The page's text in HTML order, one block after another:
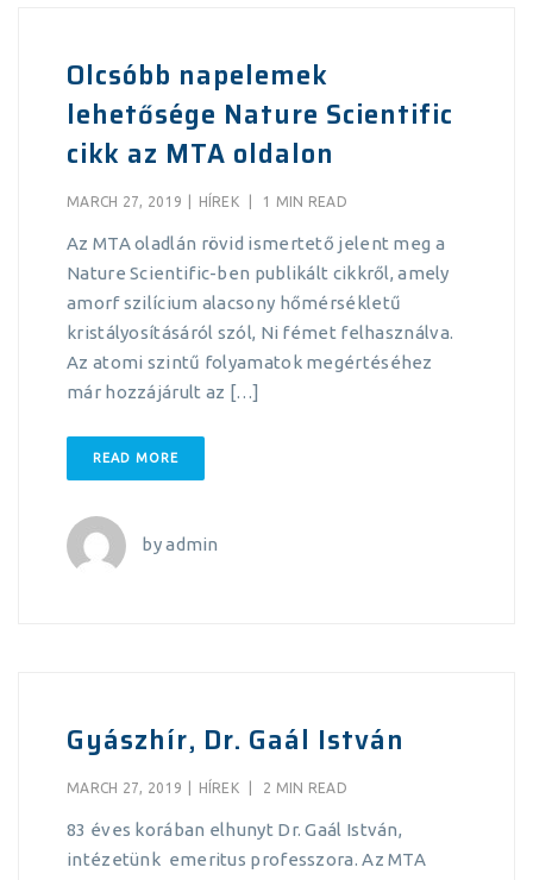
Olcsóbb napelemek
lehetősége Nature Scientific
cikk az MTA oldalon
MARCH 27, 2019 HÍREK 1 MIN READ
Az MTA oladlán rövid ismertető jelent meg a
Nature Scientific-ben publikált cikkről, amely
amorf szilícium alacsony hőmérsékletű
kristályosításáról szól, Ni fémet felhasználva.
Az atomi szintű folyamatok megértéséhez
már hozzájárult az […]
READ MORE
byadmin
Gyászhír, Dr. Gaál István
MARCH 27, 2019 HÍREK 2 MIN READ
83 éves korában elhunyt Dr. Gaál István,
intézetünk emeritus professzora. Az MTA